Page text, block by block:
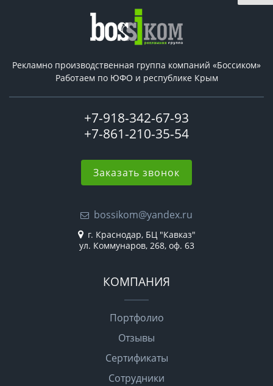
Рекламно производственная группа компаний «Боссиком»
Работаем по ЮФО и республике Крым
+7-918-342-67-93
+7-861-210-35-54
Заказать звонок
bossikom@yandex.ru
г. Краснодар, БЦ "Кавказ"
ул. Коммунаров, 268, оф. 63
КОМПАНИЯ
Портфолио
Отзывы
Сертификаты
Сотрудники